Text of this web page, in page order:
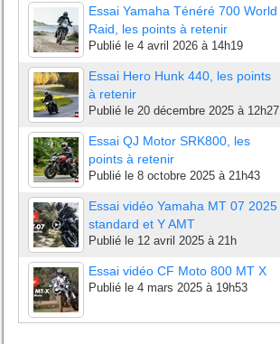
Essai Yamaha Ténéré 700 World
Raid, les points à retenir
Publié le 4 avril 2026 à 14h19
Essai Hero Hunk 440, les points
à retenir
Publié le 20 décembre 2025 à 12h27
Essai QJ Motor SRK800, les
points à retenir
Publié le 8 octobre 2025 à 21h43
Essai vidéo Yamaha MT 07 2025
standard et Y AMT
Publié le 12 avril 2025 à 21h
Essai vidéo CF Moto 800 MT X
Publié le 4 mars 2025 à 19h53